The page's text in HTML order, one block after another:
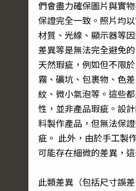
們會盡力確保圖片與實
保證完全一致。照片均
材質、光線、顯示器等
差異等是無法完全避免
天然瑕疵，例如但不限
霧、礦坑、包裹物、色
紋、微小氣泡等。這些
性，並非產品瑕疵。設
料製作產品，但無法保
疵。 此外，由於手工製
可能存在細微的差異，
此類差異（包括尺寸誤